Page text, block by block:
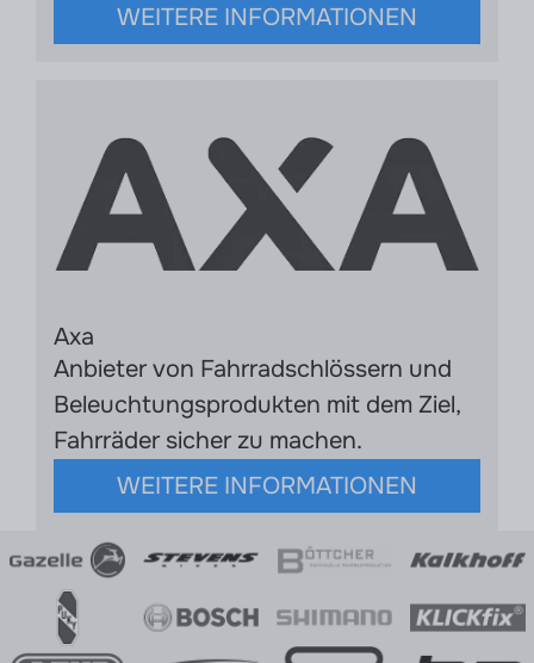
WEITERE INFORMATIONEN
Axa
Anbieter von Fahrradschlössern und
Beleuchtungsprodukten mit dem Ziel,
Fahrräder sicher zu machen.
WEITERE INFORMATIONEN